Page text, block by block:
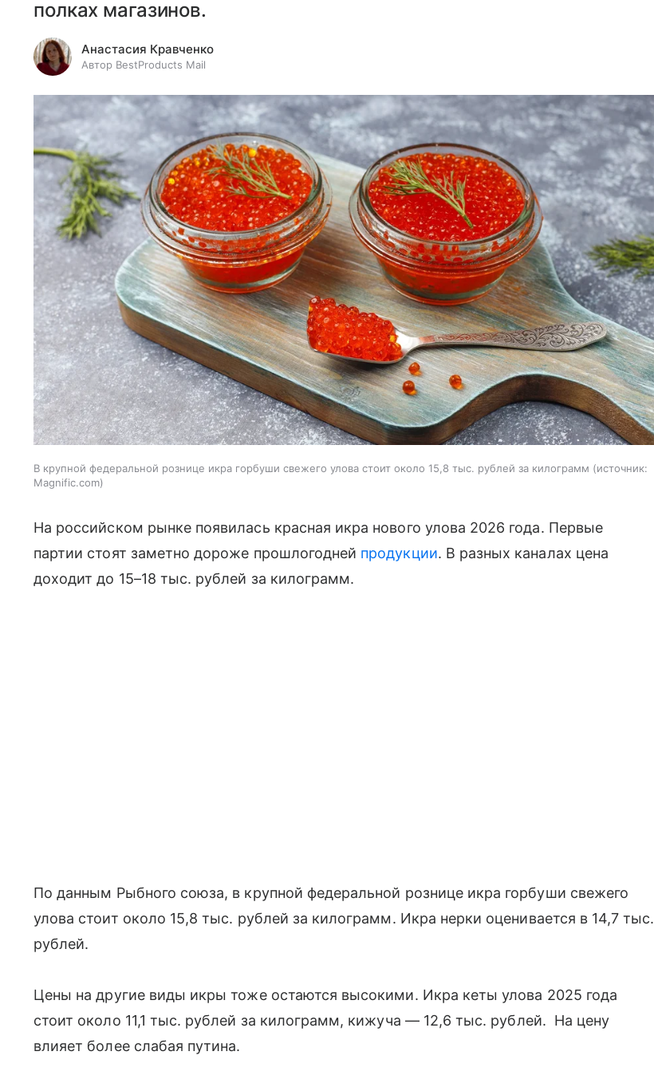
полках магазинов.
Анастасия Кравченко
Автор BestProducts Mail
В крупной федеральной рознице икра горбуши свежего улова стоит около 15,8 тыс. рублей за килограмм
источник:
Magnific.com
На российском рынке появилась красная икра нового улова 2026 года. Первые
партии стоят заметно дороже прошлогодней продукции. В разных каналах цена
доходит до 15–18 тыс. рублей за килограмм.
По данным Рыбного союза, в крупной федеральной рознице икра горбуши свежего
улова стоит около 15,8 тыс. рублей за килограмм. Икра нерки оценивается в 14,7 тыс.
рублей.
Цены на другие виды икры тоже остаются высокими. Икра кеты улова 2025 года
стоит около 11,1 тыс. рублей за килограмм, кижуча — 12,6 тыс. рублей. На цену
влияет более слабая путина.